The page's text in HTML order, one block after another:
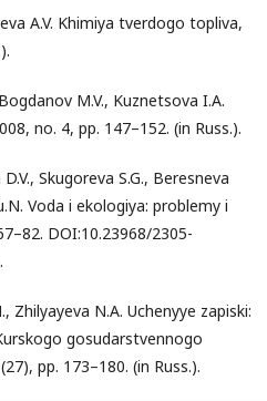
A.V. Khimiya tverdogo topliva,
M.V., Kuznetsova I.A.
no. 4, pp. 147–152. (in Russ.).
Skugoreva S.G., Beresneva
Voda i ekologiya: problemy i
DOI:10.23968/2305-
Zhilyayeva N.A. Uchenyye zapiski:
gosudarstvennogo
pp. 173–180. (in Russ.).